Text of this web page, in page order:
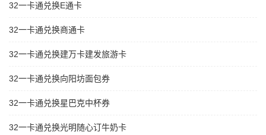
32一卡通兑换E通卡
32一卡通兑换商通卡
32一卡通兑换建万卡建发旅游卡
32一卡通兑换向阳坊面包券
32一卡通兑换星巴克中杯券
32一卡通兑换光明随心订牛奶卡